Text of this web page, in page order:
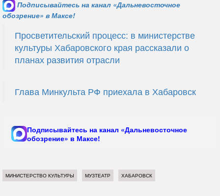
Подписывайтесь на канал «Дальневосточное
обозрение» в Максе!
Просветительский процесс: в министерстве
культуры Хабаровского края рассказали о
планах развития отрасли
Глава Минкульта РФ приехала в Хабаровск
Подписывайтесь на канал «Дальневосточное
обозрение» в Максе!
МИНИСТЕРСТВО КУЛЬТУРЫ МУЗТЕАТР ХАБАРОВСК